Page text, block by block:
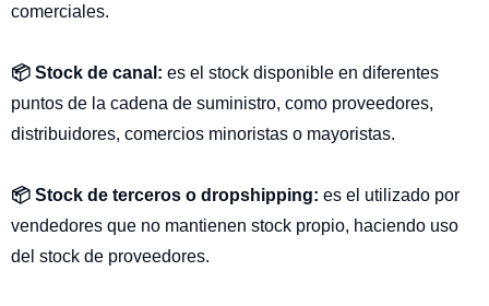
comerciales.
📦 Stock de canal: es el stock disponible en diferentes
puntos de la cadena de suministro, como proveedores,
distribuidores, comercios minoristas o mayoristas.
📦 Stock de terceros o dropshipping: es el utilizado por
vendedores que no mantienen stock propio, haciendo uso
del stock de proveedores.